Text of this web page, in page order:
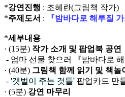
*강연진행 : 조혜란(그림책 작가)
*주제도서 : 『밤바다로 해루질 가
*세부내용
· (15분) 작가 소개 및 팝업북 공연
- 엄마 선물 찾으러 『밤바다로 해
· (40분) 그림책 함께 읽기 및 책놀
- '갯벌이 주는 것들' 팝업카드 만
· (5분) 강연 마무리